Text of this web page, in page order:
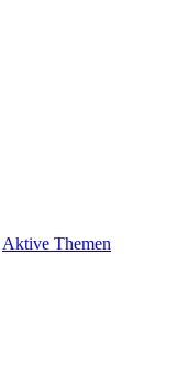
Aktive Themen